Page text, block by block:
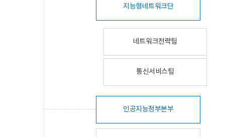
지능형네트워크단
네트워크전략팀
통신서비스팀
인공지능정부본부